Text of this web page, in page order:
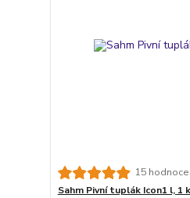
15
Sahm Pivní tuplák Icon1 l, 1